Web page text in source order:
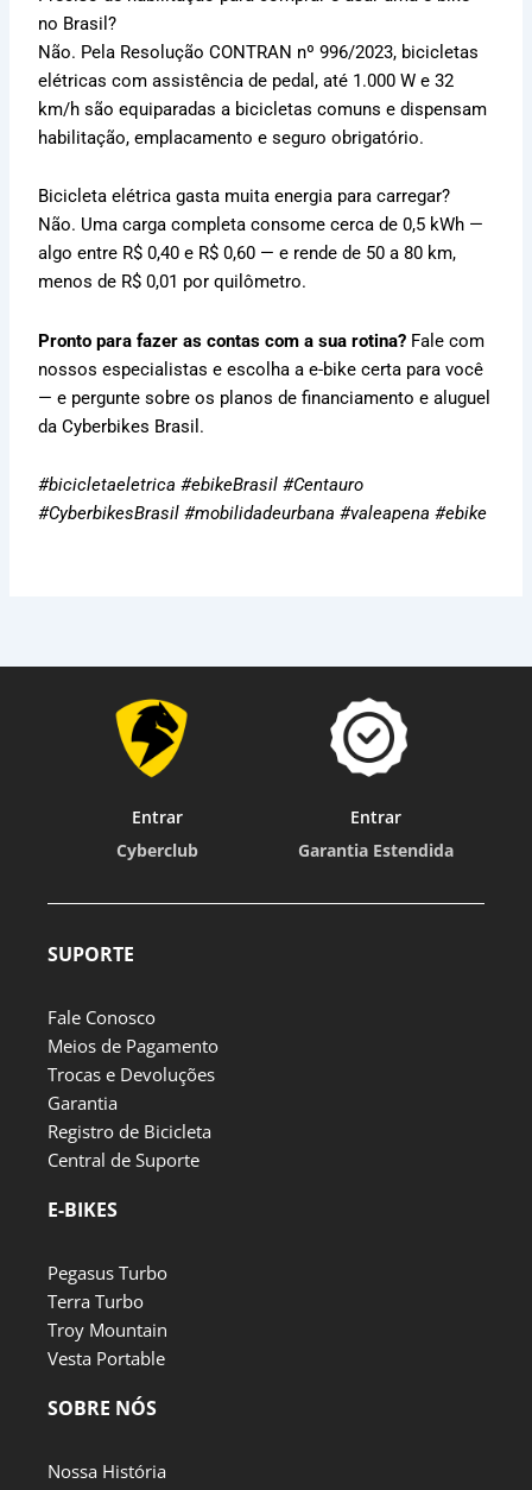
no Brasil?
Não. Pela Resolução CONTRAN nº 996/2023, bicicletas
elétricas com assistência de pedal, até 1.000 W e 32
km/h são equiparadas a bicicletas comuns e dispensam
habilitação, emplacamento e seguro obrigatório.
Bicicleta elétrica gasta muita energia para carregar?
Não. Uma carga completa consome cerca de 0,5 kWh —
algo entre R$ 0,40 e R$ 0,60 — e rende de 50 a 80 km,
menos de R$ 0,01 por quilômetro.
Pronto para fazer as contas com a sua rotina? Fale com
nossos especialistas e escolha a e-bike certa para você
— e pergunte sobre os planos de financiamento e aluguel
da Cyberbikes Brasil.
#bicicletaeletrica #ebikeBrasil #Centauro
#CyberbikesBrasil #mobilidadeurbana #valeapena #ebike
Entrar
Cyberclub
Entrar
Garantia Estendida
SUPORTE
Fale Conosco
Meios de Pagamento
Trocas e Devoluções
Garantia
Registro de Bicicleta
Central de Suporte
E-BIKES
Pegasus Turbo
Terra Turbo
Troy Mountain
Vesta Portable
SOBRE NÓS
Nossa História